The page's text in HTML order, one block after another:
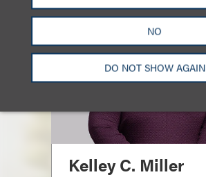
NO
DO NOT SHOW AGAIN
Kelley C. Miller